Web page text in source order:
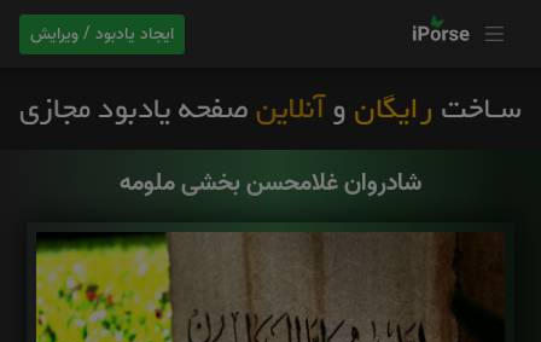
ایجاد یادبود / ویرایش
شادروان غلامحسن بخشی ملومه